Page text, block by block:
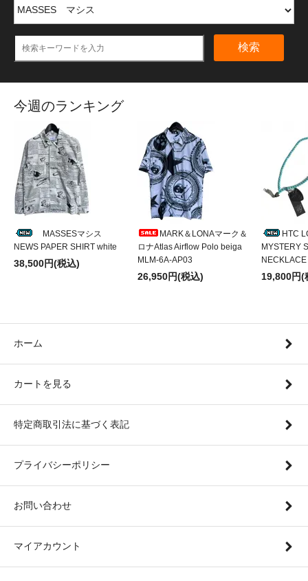
検索
今週のランキング
MASSESマシス
NEWS PAPER SHIRT white
38,500円(税込)
MARK＆LONAマーク＆
ロナAtlas Airflow Polo beiga
MLM-6A-AP03
26,950円(税込)
HTC
MYSTERY
19,800円(
ホーム
カートを見る
特定商取引法に基づく表記
プライバシーポリシー
お問い合わせ
マイアカウント